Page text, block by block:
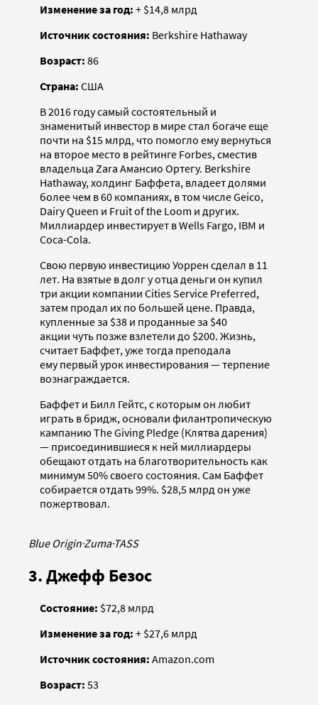
Изменение за год: + $14,8 млрд
Источник состояния: Berkshire Hathaway
Возраст: 86
Страна: США
В 2016 году самый состоятельный и
знаменитый инвестор в мире стал богаче еще
почти на $15 млрд, что помогло ему вернуться
на второе место в рейтинге Forbes, сместив
владельца Zara Амансио Ортегу. Berkshire
Hathaway, холдинг Баффета, владеет долями
более чем в 60 компаниях, в том числе Geico,
Dairy Queen и Fruit of the Loom и других.
Миллиардер инвестирует в Wells Fargo, IBM и
Coca-Cola.
Свою первую инвестицию Уоррен сделал в 11
лет. На взятые в долг у отца деньги он купил
три акции компании Cities Service Preferred,
затем продал их по большей цене. Правда,
купленные за $38 и проданные за $40
акции чуть позже взлетели до $200. Жизнь,
считает Баффет, уже тогда преподала
ему первый урок инвестирования — терпение
вознаграждается.
Баффет и Билл Гейтс, с которым он любит
играть в бридж, основали филантропическую
кампанию The Giving Pledge (Клятва дарения)
— присоединившиеся к ней миллиардеры
обещают отдать на благотворительность как
минимум 50% своего состояния. Сам Баффет
собирается отдать 99%. $28,5 млрд он уже
пожертвовал.
Blue Origin·Zuma·TASS
3. Джефф Безос
Состояние: $72,8 млрд
Изменение за год: + $27,6 млрд
Источник состояния: Amazon.com
Возраст: 53